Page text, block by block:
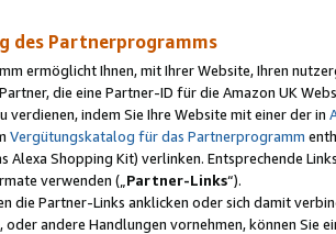
des Partnerprogramms
ermöglicht Ihnen, mit Ihrer Website, Ihren
die eine Partner-ID für die Amazon UK
verdienen, indem Sie Ihre Website mit einer der in
Vergütungskatalog für das Partnerprogramm
Alexa Shopping Kit) verlinken. Entsprechende
verwenden („ Partner-Links“).
die Partner-Links anklicken oder sich damit
oder andere Handlungen vornehmen, können Sie